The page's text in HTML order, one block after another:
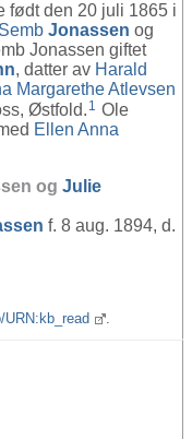
født den 20 juli 1865 i
Jonassen og
Jonassen giftet
, datter av Harald
Margarethe Atlevsen
Østfold. 1 Ole
Ellen Anna
og Julie
f. 8 aug. 1894, d.